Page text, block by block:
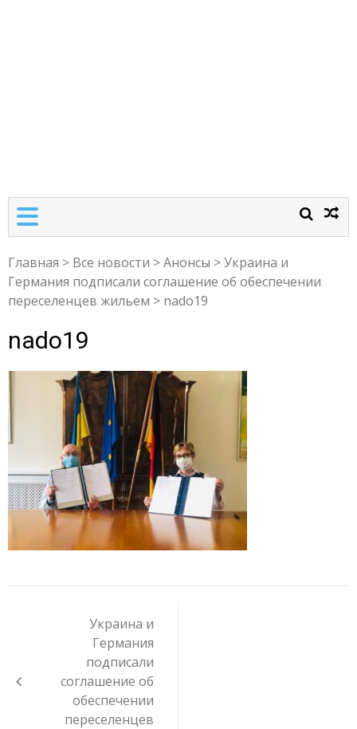
Главная > Все новости >Анонсы >Украина и
Германия подписали соглашение об обеспечении
переселенцев жильем > nado19
nado19
записям
Украина и
Германия
подписали
соглашение об
обеспечении
переселенцев